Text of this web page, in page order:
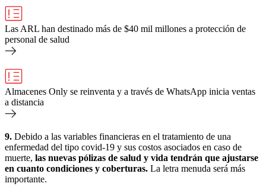
Las ARL han destinado más de $40 mil millones a protección de
personal de salud
Almacenes Only se reinventa y a través de WhatsApp inicia ventas
a distancia
9. Debido a las variables financieras en el tratamiento de una
enfermedad del tipo covid-19 y sus costos asociados en caso de
muerte, las nuevas pólizas de salud y vida tendrán que ajustarse
en cuanto condiciones y coberturas. La letra menuda será más
importante.